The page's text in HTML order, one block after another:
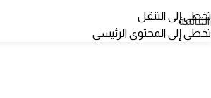
تخطي إلى التنقل
تخطي إلى المحتوى الرئيسي
القائمة